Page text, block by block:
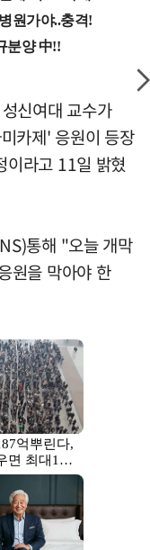
신여대 교수가
카제' 응원이 등장
이라고 11일 밝혔
통해 "오늘 개막
원을 막아야 한